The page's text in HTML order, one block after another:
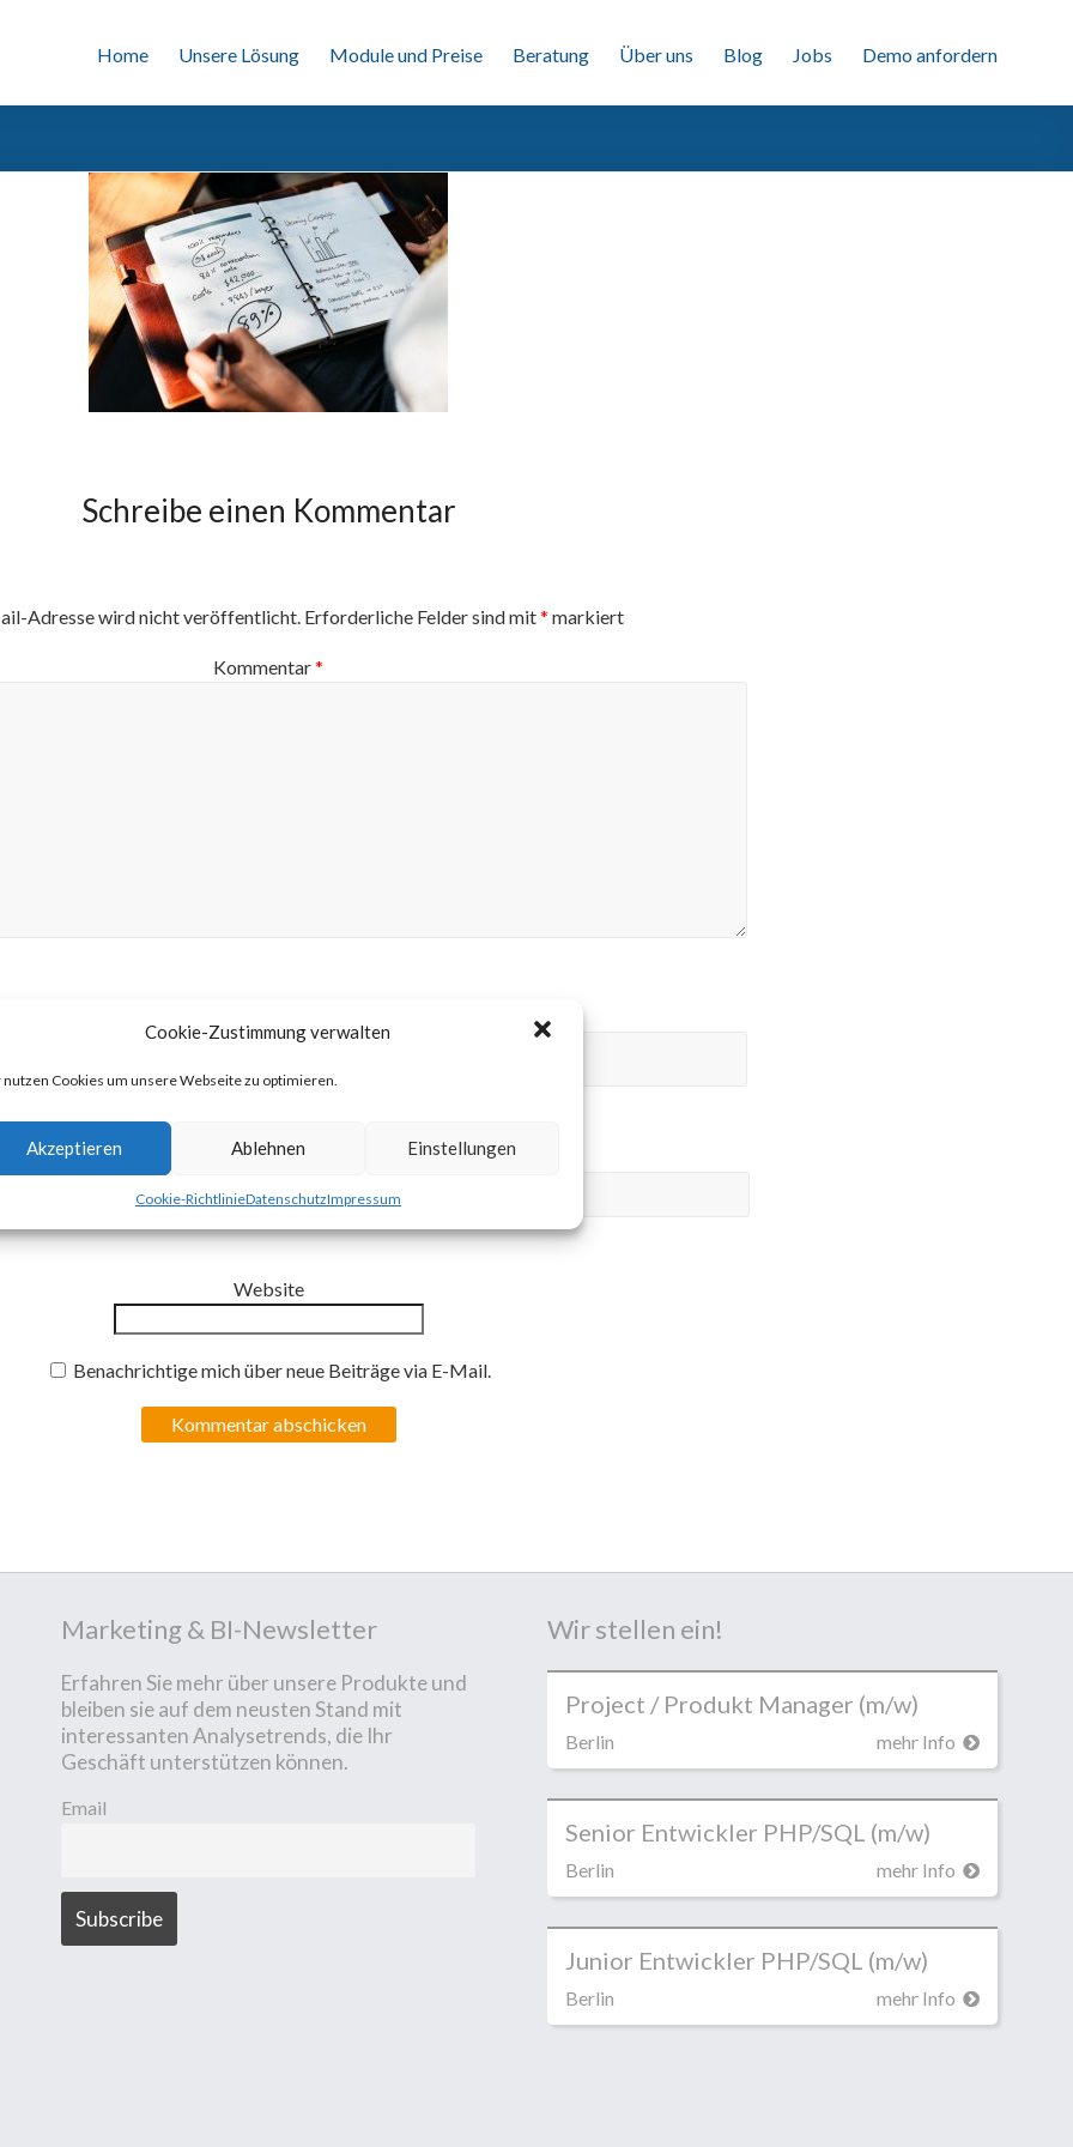
Cookie-Zustimmung verwalten
Cookies um unsere Webseite zu optimieren.
Akzeptieren Ablehnen Einstellungen
Cookie-RichtlinieDatenschutzImpressum
Home Unsere Lösung Module und Preise Beratung Über uns Blog Jobs Demo anfordern
Schreibe einen Kommentar
Adresse wird nicht veröffentlicht. Erforderliche Felder sind mit* markiert
Kommentar*
E-Mail-Adresse
Website
Benachrichtige mich über neue Beiträge via E-Mail.
Marketing & BI-Newsletter
Erfahren Sie mehr über unsere Produkte und
bleiben sie auf dem neusten Stand mit
interessanten Analysetrends, die Ihr
Geschäft unterstützen können.
Email
Wir stellen ein!
Project / Produkt Manager (m/w)
Berlin mehr Info
Senior Entwickler PHP/SQL (m/w)
Berlin mehr Info
Junior Entwickler PHP/SQL (m/w)
Berlin mehr Info